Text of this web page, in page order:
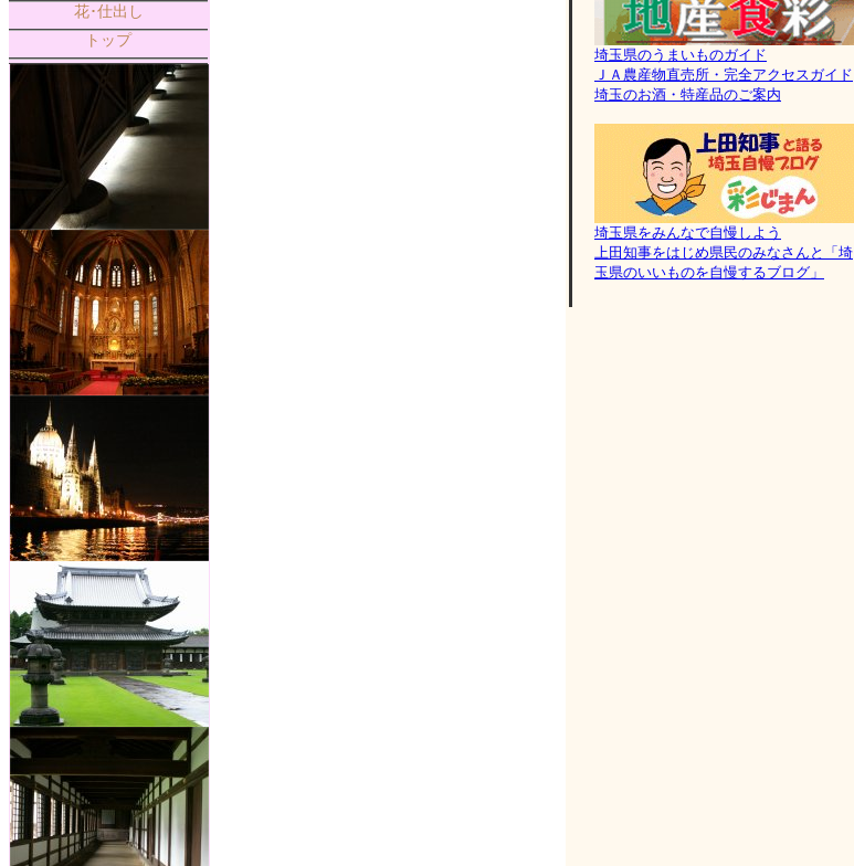
花･仕出し
トップ
埼玉県のうまいものガイド
ＪＡ農産物直売所・完全アクセスガイド
埼玉のお酒・特産品のご案内
埼玉県をみんなで自慢しよう
上田知事をはじめ県民のみなさんと「埼
玉県のいいものを自慢するブログ」